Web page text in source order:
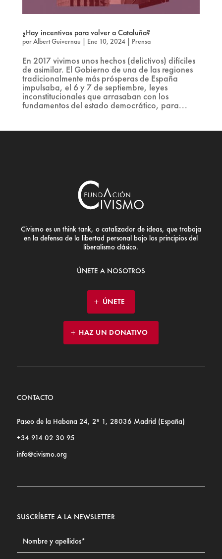
¿Hay incentivos para volver a Cataluña?
porAlbert Guivernau | Ene 10, 2024| Prensa
En 2017 vivimos unos hechos (delictivos) difíciles
de asimilar. El Gobierno de una de las regiones
tradicionalmente más prósperas de España
impulsaba, el 6 y 7 de septiembre, leyes
inconstitucionales que arrasaban con los
fundamentos del estado democrático, para...
Civismo es un think tank, o catalizador de ideas, que trabaja
en la defensa de la libertad personal bajo los principios del
liberalismo clásico.
ÚNETE A NOSOTROS
ÚNETE
HAZ UN DONATIVO
CONTACTO
Paseo de la Habana 24, 2º 1, 28036 Madrid (España)
+34 914 02 30 95
info@civismo.org
SUSCRÍBETE A LA NEWSLETTER